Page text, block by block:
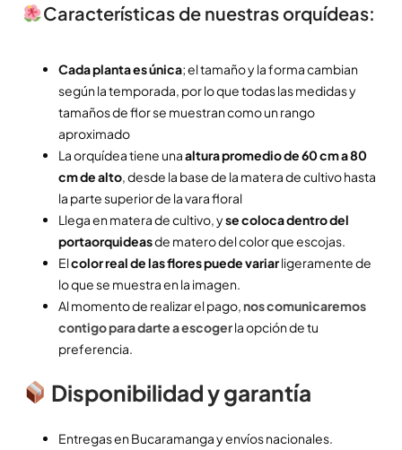
Características de nuestras orquídeas:
Cada planta es única; el tamaño y la forma cambian
según la temporada, por lo que todas las medidas y
tamaños de flor se muestran como un rango
aproximado
La orquídea tiene unaaltura promedio de 60 cm a 80
cm de alto , desde la base de la matera de cultivo hasta
la parte superior de la vara floral
Llega en matera de cultivo, yse coloca dentro del
portaorquideasde matero del color que escojas.
Elcolor real de las flores puede variarligeramente de
lo que se muestra en la imagen.
Al momento de realizar el pago, nos comunicaremos
contigo para darte a escogerla opción de tu
preferencia.
Disponibilidad y garantía
Entregas en Bucaramanga y envíos nacionales.